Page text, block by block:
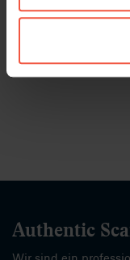
Unsere
Authentic